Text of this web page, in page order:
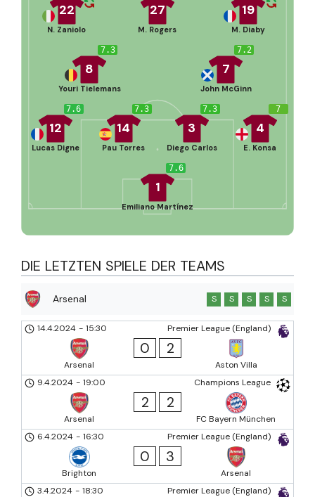
7.6
1
Emiliano Martínez
7.6
12
Lucas Digne
7.3
14
Pau Torres
7.3
3
Diego Carlos
7
4
E. Konsa
7.3
8
Youri Tielemans
7.2
7
John McGinn
22
N. Zaniolo
27
M. Rogers
19
M. Diaby
DIE LETZTEN SPIELE DER TEAMS
Arsenal S S S S S
Premier League (England)
14.4.2024 - 15:30
Arsenal
0 2
Aston Villa
Champions League
9.4.2024 - 19:00
Arsenal
2 2
FC Bayern München
Premier League (England)
6.4.2024 - 16:30
Brighton
0 3
Arsenal
Premier League (England)
3.4.2024 - 18:30